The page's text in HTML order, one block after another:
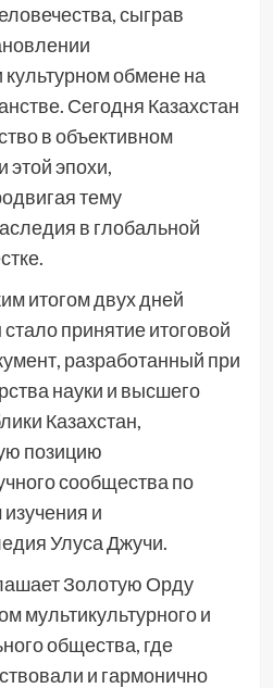
сыграв
культурном обмене на
Сегодня Казахстан
в объективном
эпохи,
тему
в глобальной
итогом двух дней
принятие итоговой
разработанный при
науки и высшего
Казахстан,
позицию
сообщества по
и
Улуса Джучи.
Золотую Орду
мультикультурного и
общества, где
и гармонично